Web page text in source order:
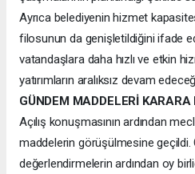
Ayrıca belediyenin hizmet
filosunun da genişletildiğini ifade
vatandaşlara daha hızlı ve etkin
yatırımların aralıksız devam
GÜNDEM MADDELERİ
Açılış konuşmasının ardından
maddelerin görüşülmesine geçildi.
değerlendirmelerin ardından oy